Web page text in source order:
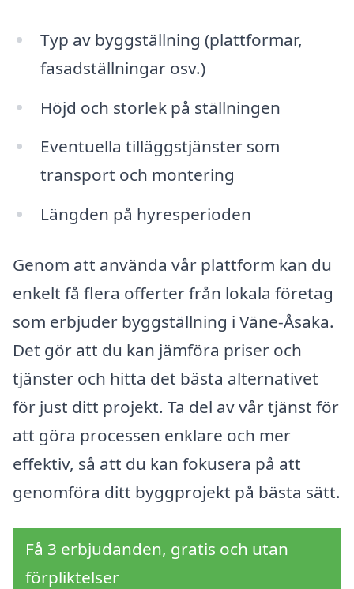
Typ av byggställning (plattformar,
fasadställningar osv.)
Höjd och storlek på ställningen
Eventuella tilläggstjänster som
transport och montering
Längden på hyresperioden
Genom att använda vår plattform kan du
enkelt få flera offerter från lokala företag
som erbjuder byggställning i Väne-Åsaka.
Det gör att du kan jämföra priser och
tjänster och hitta det bästa alternativet
för just ditt projekt. Ta del av vår tjänst för
att göra processen enklare och mer
effektiv, så att du kan fokusera på att
genomföra ditt byggprojekt på bästa sätt.
Få 3 erbjudanden, gratis och utan
förpliktelser